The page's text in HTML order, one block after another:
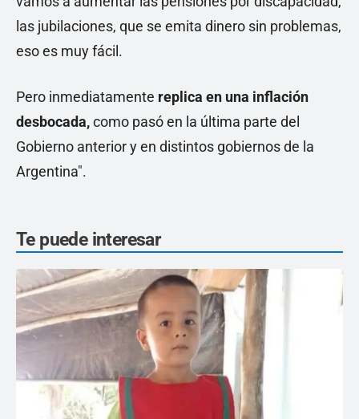
las jubilaciones, que se emita dinero sin problemas,
eso es muy fácil.
Pero inmediatamente replica en una inflación
desbocada,como pasó en la última parte del
Gobierno anterior y en distintos gobiernos de la
Argentina".
Te puede interesar